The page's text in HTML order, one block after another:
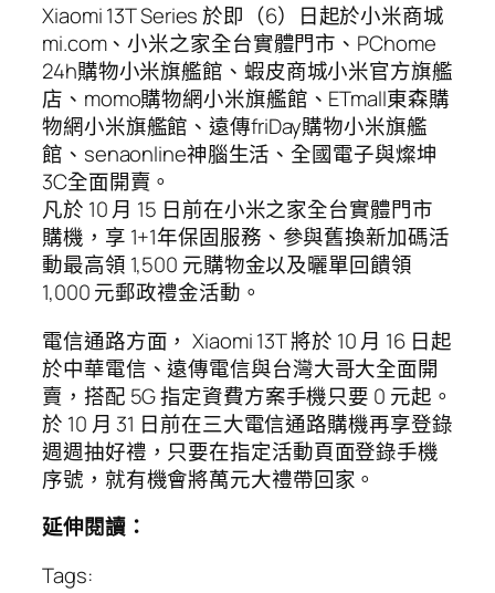
Xiaomi 13T Series 於即（6）日起於小米商城
mi.com、小米之家全台實體門市、PChome
24h購物小米旗艦館、蝦皮商城小米官方旗艦
店、momo購物網小米旗艦館、ETmall東森購
物網小米旗艦館、遠傳friDay購物小米旗艦
館、senaonline神腦生活、全國電子與燦坤
3C全面開賣。
凡於 10 月 15 日前在小米之家全台實體門市
購機，享 1+1年保固服務、參與舊換新加碼活
動最高領 1,500 元購物金以及曬單回饋領
1,000 元郵政禮金活動。
電信通路方面， Xiaomi 13T 將於 10 月 16 日起
於中華電信、遠傳電信與台灣大哥大全面開
賣，搭配 5G 指定資費方案手機只要 0 元起。
於 10 月 31 日前在三大電信通路購機再享登錄
週週抽好禮，只要在指定活動頁面登錄手機
序號，就有機會將萬元大禮帶回家。
延伸閱讀：
Tags: